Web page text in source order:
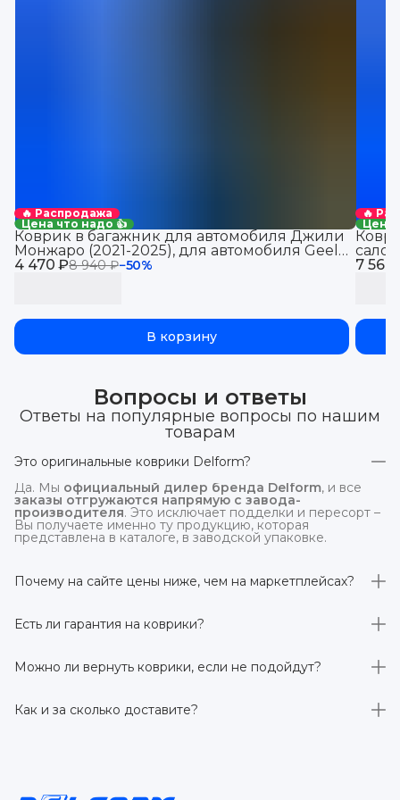
🔥 Распродажа
Цена что надо 👍
4 470 ₽8 940 ₽−50%
Коврик в багажник для автомобиля Джили
Монжаро (2021-2025), для автомобиля Geely
Monjaro, EVA 3D
В корзину
🔥
Цена
7 560
Вопросы и ответы
Ответы на популярные вопросы по нашим
товарам
Это оригинальные коврики Delform?
Да. Мы официальный дилер бренда Delform, и все
заказы отгружаются напрямую с завода-
производителя. Это исключает подделки и пересорт –
Вы получаете именно ту продукцию, которая
представлена в каталоге, в заводской упаковке.
Почему на сайте цены ниже, чем на маркетплейсах?
отгрузка идётнапрямую со склада производителя
без посредников.
Есть ли гарантия на коврики?
производителя 3 года. Если в течение этого срока
обнаружится производственный дефект – заменим
Можно ли вернуть коврики, если не подойдут?
заказанного дистанционно,без объяснения причин –
при условии сохранения товарного вида. Если коврик не
Как и за сколько доставите?